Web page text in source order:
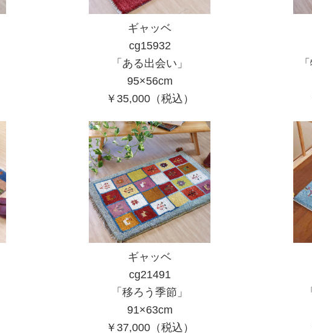
ギャッベ
cg15932
「ある出会い」
95×56cm
￥35,000（税込）
ギャッベ
cg21491
「移ろう季節」
91×63cm
￥37,000（税込）